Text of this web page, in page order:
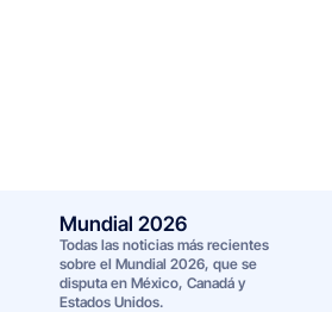
Mundial 2026
Todas las noticias más recientes
sobre el Mundial 2026, que se
disputa en México, Canadá y
Estados Unidos.